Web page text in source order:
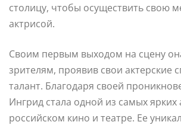
столицу, чтобы осуществить свою
актрисой.
Своим первым выходом на сцену
зрителям, проявив свои актерские
талант. Благодаря своей
Ингрид стала одной из самых ярких
российском кино и театре. Ее